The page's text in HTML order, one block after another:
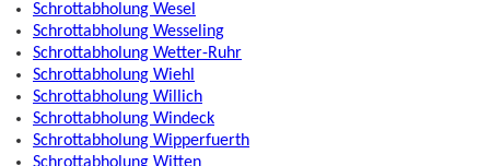
Schrottabholung Wesel
Schrottabholung Wesseling
Schrottabholung Wetter-Ruhr
Schrottabholung Wiehl
Schrottabholung Willich
Schrottabholung Windeck
Schrottabholung Wipperfuerth